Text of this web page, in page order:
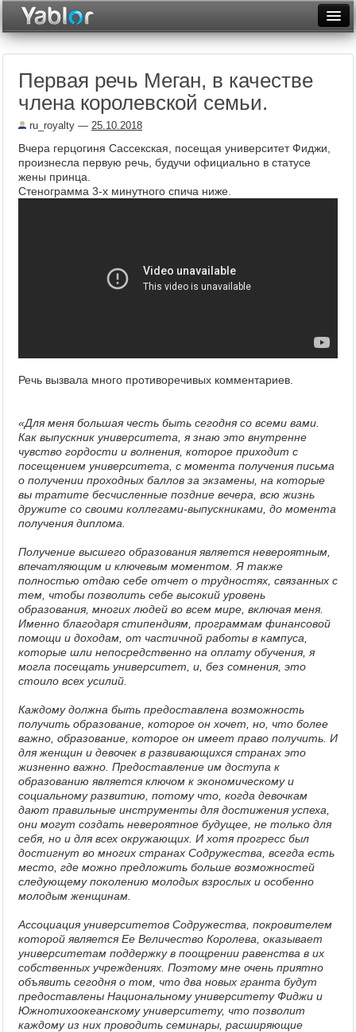
Неделя
Месяц
Первая речь Меган, в качестве
члена королевской семьи.
ru_royalty — 25.10.2018
Вчера герцогиня Сассекская, посещая университет Фиджи,
произнесла первую речь, будучи официально в статусе
жены принца.
Стенограмма 3-х минутного спича ниже.
Речь вызвала много противоречивых комментариев.
«Для меня большая честь быть сегодня со всеми вами.
Как выпускник университета, я знаю это внутренне
чувство гордости и волнения, которое приходит с
посещением университета, с момента получения письма
о получении проходных баллов за экзамены, на которые
вы тратите бесчисленные поздние вечера, всю жизнь
дружите со своими коллегами-выпускниками, до момента
получения диплома.
Получение высшего образования является невероятным,
впечатляющим и ключевым моментом. Я также
полностью отдаю себе отчет о трудностях, связанных с
тем, чтобы позволить себе высокий уровень
образования, многих людей во всем мире, включая меня.
Именно благодаря стипендиям, программам финансовой
помощи и доходам, от частичной работы в кампуса,
которые шли непосредственно на оплату обучения, я
могла посещать университет, и, без сомнения, это
стоило всех усилий.
Каждому должна быть предоставлена возможность
получить образование, которое он хочет, но, что более
важно, образование, которое он имеет право получить. И
для женщин и девочек в развивающихся странах это
жизненно важно. Предоставление им доступа к
образованию является ключом к экономическому и
социальному развитию, потому что, когда девочкам
дают правильные инструменты для достижения успеха,
они могут создать невероятное будущее, не только для
себя, но и для всех окружающих. И хотя прогресс был
достигнут во многих странах Содружества, всегда есть
место, где можно предложить больше возможностей
следующему поколению молодых взрослых и особенно
молодым женщинам.
Ассоциация университетов Содружества, покровителем
которой является Ее Величество Королева, оказывает
университетам поддержку в поощрении равенства в их
собственных учреждениях. Поэтому мне очень приятно
объявить сегодня о том, что два новых гранта будут
предоставлены Национальному университету Фиджи и
Южнотихоокеанскому университету, что позволит
каждому из них проводить семинары, расширяющие